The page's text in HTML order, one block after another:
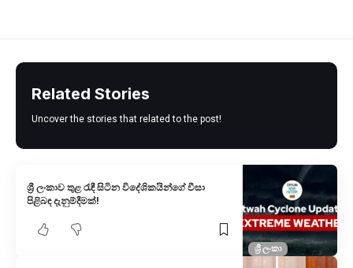
Related Stories
Uncover the stories that related to the post!
ශ්‍රී ලංකා
ශ්‍රී ලංකාව තුළ රැඳී සිටින විදේශිකයින්ගේ වීසා
පිළිබඳ දැනුම්දීමක්!